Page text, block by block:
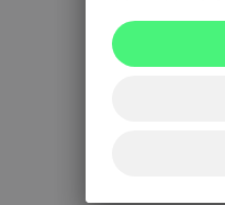
När du ringer